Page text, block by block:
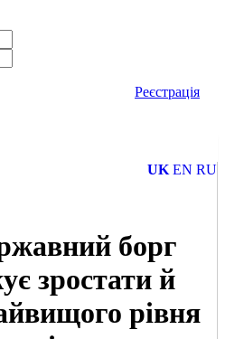
Реєстрація
UK EN RU
борг
зростати й
рівня